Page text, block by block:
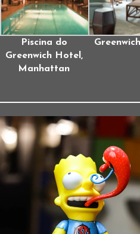
Piscina do
Greenwich Hotel,
Manhattan